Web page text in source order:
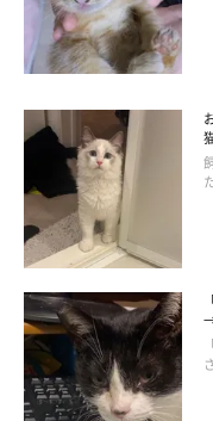
ねこのきもち投稿写真ギャラリー
今回のアンケート調査
「伸びている」という
見せているようです。